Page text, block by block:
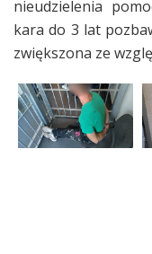
nieudzielenia
kara do 3 lat
zwiększona ze